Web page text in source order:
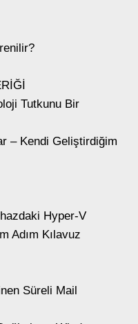
Tutkunu Bir
– Kendi Geliştirdiğim
Hyper-V
Adım Kılavuz
Süreli Mail